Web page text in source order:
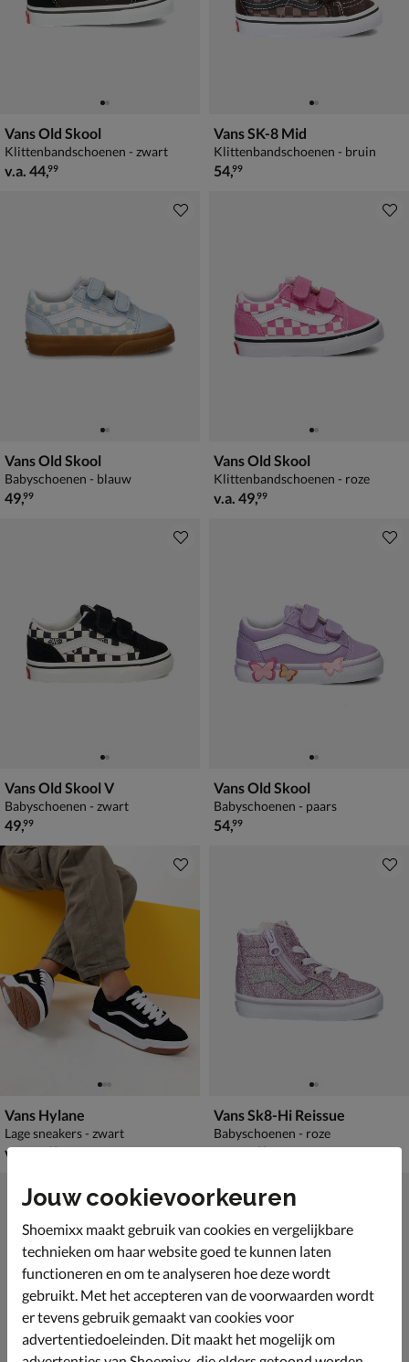
Vans Old Skool
Klittenbandschoenen - zwart
vanaf € 44,99
v.a. 44,99
Vans SK-8 Mid
Klittenbandschoenen - bruin
€ 54,99
54,99
Vans Old Skool
Babyschoenen - blauw
€ 49,99
49,99
Vans Old Skool
Klittenbandschoenen - roze
vanaf € 49,99
v.a. 49,99
Vans Old Skool V
Babyschoenen - zwart
€ 49,99
49,99
Vans Old Skool
Babyschoenen - paars
€ 54,99
54,99
Vans Hylane
Lage sneakers - zwart
vanaf € 69,99
v.a.69,99
Vans Sk8-Hi Reissue
Babyschoenen - roze
vanaf € 59,99
v.a.59,99
Jouw cookievoorkeuren
Shoemixx maakt gebruik van cookies en vergelijkbare
technieken om haar website goed te kunnen laten
functioneren en om te analyseren hoe deze wordt
gebruikt. Met het accepteren van de voorwaarden wordt
er tevens gebruik gemaakt van cookies voor
advertentiedoeleinden. Dit maakt het mogelijk om